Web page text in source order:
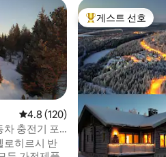
평점 4.8점(5점 만점), 후기 120개
4.8 (120)
차 충전기 포
로히르시 반
상위 게스트 선호
게스트 선호